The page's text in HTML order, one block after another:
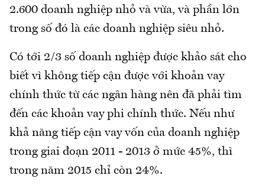
2.600 doanh nghiệp nhỏ và vừa, và phần lớn
trong số đó là các doanh nghiệp siêu nhỏ.
Có tới 2/3 số doanh nghiệp được khảo sát cho
biết vì không tiếp cận được với khoản vay
chính thức từ các ngân hàng nên đã phải tìm
đến các khoản vay phi chính thức. Nếu như
khả năng tiếp cận vay vốn của doanh nghiệp
trong giai đoạn 2011 - 2013 ở mức 45%, thì
trong năm 2015 chỉ còn 24%.